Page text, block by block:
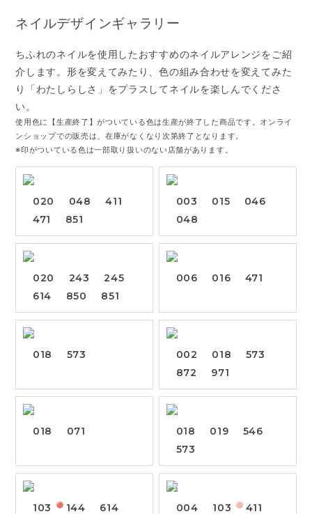
ネイルデザインギャラリー
ちふれのネイルを使用したおすすめのネイルアレンジをご紹
介します。形を変えてみたり、色の組み合わせを変えてみた
り「わたしらしさ」をプラスしてネイルを楽しんでくださ
い。
使用色に【生産終了】がついている色は生産が終了した商品です。オンライ
ンショップでの販売は、在庫がなくなり次第終了となります。
※印がついている色は一部取り扱いのない店舗があります。
020 048
411
471
851
003 015
046
048
020 243
245
614
850 851
006 016 471
018 573 002 018
573
872
971
018 071 018 019
546
573
103 144
614
004 103 411